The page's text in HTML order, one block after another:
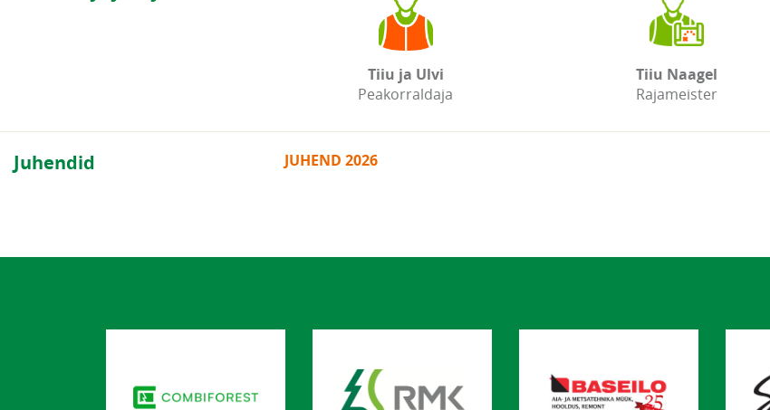
Tiiu ja Ulvi
Peakorraldaja
Tiiu Naagel
Rajameister
Juhendid JUHEND 2026